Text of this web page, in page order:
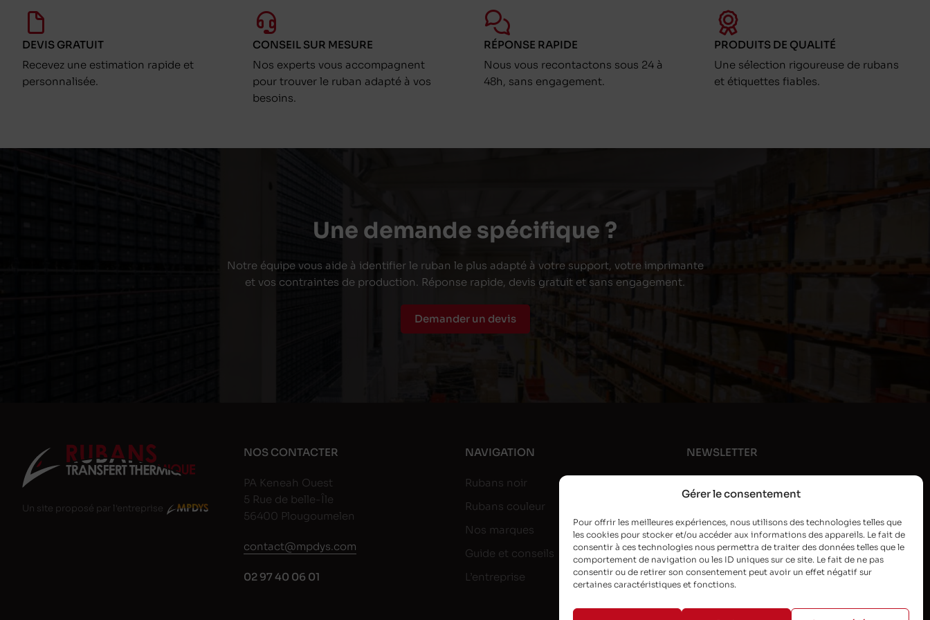
Gérer le consentement
Pour offrir les meilleures expériences, nous utilisons des technologies telles que
les cookies pour stocker et/ou accéder aux informations des appareils. Le fait de
consentir à ces technologies nous permettra de traiter des données telles que le
comportement de navigation ou les ID uniques sur ce site. Le fait de ne pas
consentir ou de retirer son consentement peut avoir un effet négatif sur
certaines caractéristiques et fonctions.
DEVIS GRATUIT
Recevez une estimation rapide et
personnalisée.
CONSEIL SUR MESURE
Nos experts vous accompagnent
pour trouver le ruban adapté à vos
besoins.
RÉPONSE RAPIDE
Nous vous recontactons sous 24 à
48h, sans engagement.
PRODUITS DE QUALITÉ
Une sélection rigoureuse de rubans
et étiquettes fiables.
Une demande spécifique ?
Notre équipe vous aide à identifier le ruban le plus adapté à votre support, votre imprimante
et vos contraintes de production. Réponse rapide, devis gratuit et sans engagement.
Demander un devis
Un site proposé par l'entreprise
NOS CONTACTER
PA Keneah Ouest
5 Rue de belle-Île
56400 Plougoumelen
contact@mpdys.com
02 97 40 06 01
NAVIGATION
Rubans noir
Rubans couleur
Nos marques
Guide et conseils
L’entreprise
NEWSLETTER